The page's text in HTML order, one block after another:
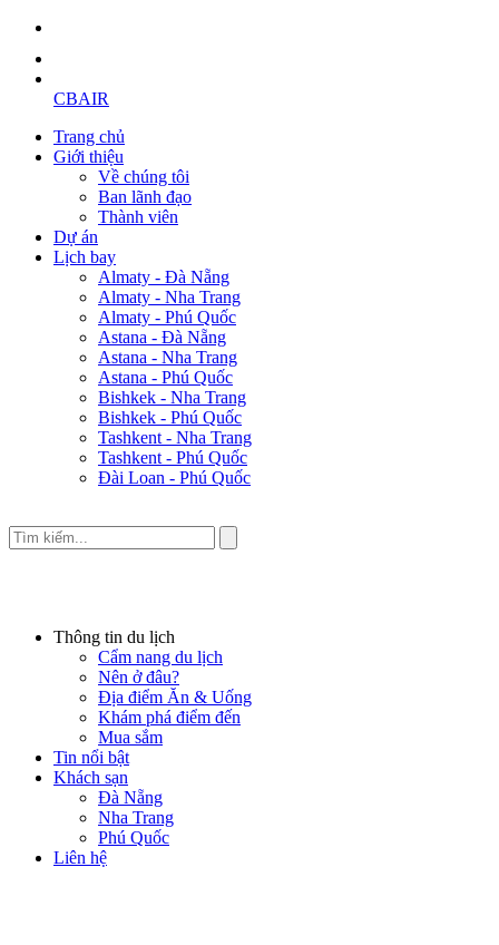
CBAIR
Trang chủ
Giới thiệu
Về chúng tôi
Ban lãnh đạo
Thành viên
Dự án
Lịch bay
Almaty - Đà Nẵng
Almaty - Nha Trang
Almaty - Phú Quốc
Astana - Đà Nẵng
Astana - Nha Trang
Astana - Phú Quốc
Bishkek - Nha Trang
Bishkek - Phú Quốc
Tashkent - Nha Trang
Tashkent - Phú Quốc
Đài Loan - Phú Quốc
Thông tin du lịch
Cẩm nang du lịch
Nên ở đâu?
Địa điểm Ăn & Uống
Khám phá điểm đến
Mua sắm
Tin nổi bật
Khách sạn
Đà Nẵng
Nha Trang
Phú Quốc
Liên hệ